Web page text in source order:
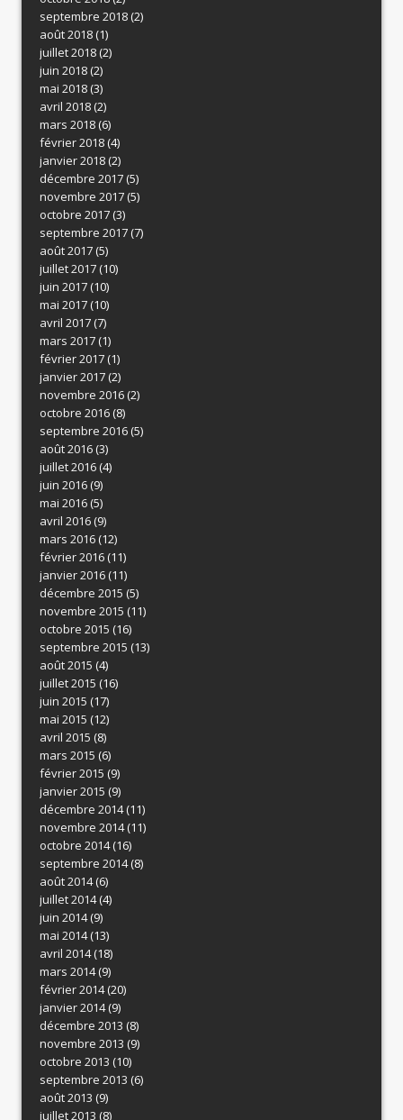
septembre 2018(2)
août 2018(1)
juillet 2018(2)
juin 2018(2)
mai 2018(3)
avril 2018(2)
mars 2018(6)
février 2018(4)
janvier 2018(2)
décembre 2017(5)
novembre 2017(5)
octobre 2017(3)
septembre 2017(7)
août 2017(5)
juillet 2017(10)
juin 2017(10)
mai 2017(10)
avril 2017(7)
mars 2017(1)
février 2017(1)
janvier 2017(2)
novembre 2016(2)
octobre 2016(8)
septembre 2016(5)
août 2016(3)
juillet 2016(4)
juin 2016(9)
mai 2016(5)
avril 2016(9)
mars 2016(12)
février 2016(11)
janvier 2016(11)
décembre 2015 (5)
novembre 2015 (11)
octobre 2015 (16)
septembre 2015 (13)
août 2015 (4)
juillet 2015 (16)
juin 2015 (17)
mai 2015 (12)
avril 2015 (8)
mars 2015 (6)
février 2015 (9)
janvier 2015 (9)
décembre 2014(11)
novembre 2014(11)
octobre 2014(16)
septembre 2014(8)
août 2014(6)
juillet 2014(4)
juin 2014(9)
mai 2014(13)
avril 2014(18)
mars 2014(9)
février 2014(20)
janvier 2014(9)
décembre 2013 (8)
novembre 2013 (9)
octobre 2013 (10)
septembre 2013 (6)
août 2013 (9)
juillet 2013 (8)